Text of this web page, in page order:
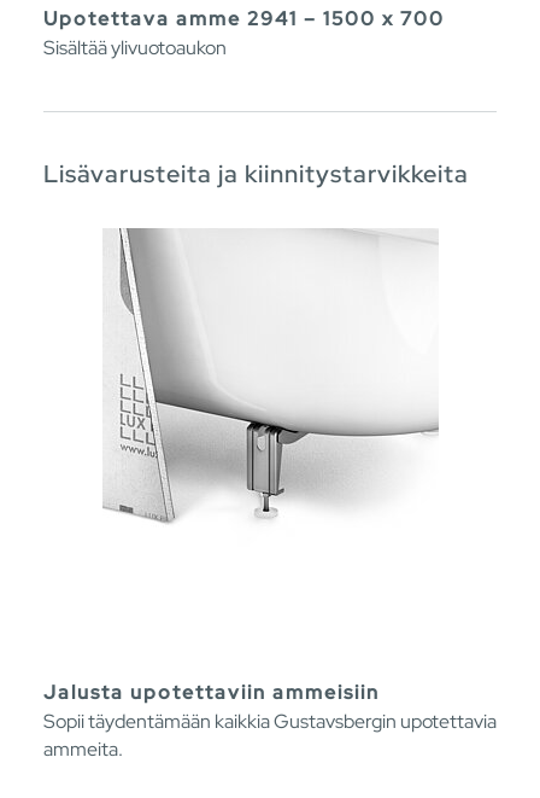
Upotettava amme 2941 – 1500 x 700
Sisältää ylivuotoaukon
Lisävarusteita ja kiinnitystarvikkeita
Jalusta upotettaviin ammeisiin
Sopii täydentämään kaikkia Gustavsbergin upotettavia
ammeita.